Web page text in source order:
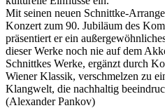
Mit seinen neuen Schnittke-
Konzert zum 90. Jubiläum des
präsentiert er ein
dieser Werke noch nie auf dem
Schnittkes Werke, ergänzt durch
Wiener Klassik, verschmelzen zu
Klangwelt, die nachhaltig
(Alexander Pankov)